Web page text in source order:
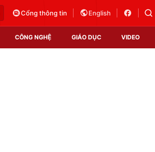
Cổng thông tin English
CÔNG NGHỆ GIÁO DỤC VIDEO